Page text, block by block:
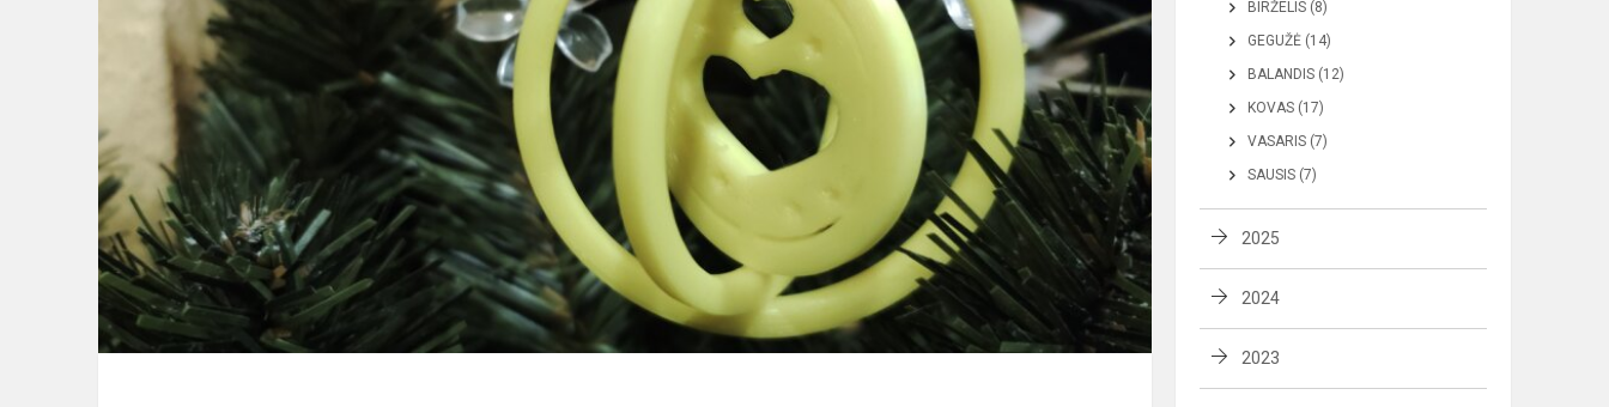
BIRŽELIS (8)
GEGUŽĖ (14)
BALANDIS (12)
KOVAS (17)
VASARIS (7)
SAUSIS (7)
2025
2024
2023